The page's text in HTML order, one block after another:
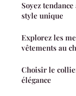
Soyez
style unique
Explorez les
vêtements au
Choisir le
élégance